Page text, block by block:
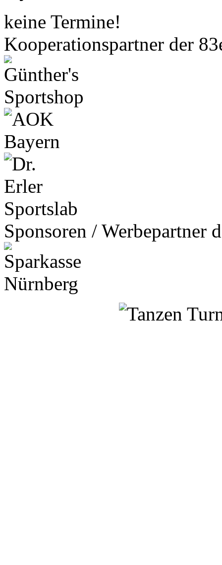
keine Termine!
Kooperationspartner der
Sponsoren / Werbepartner